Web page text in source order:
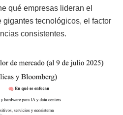
qué empresas lideran el
gigantes tecnológicos, el factor
consistentes.